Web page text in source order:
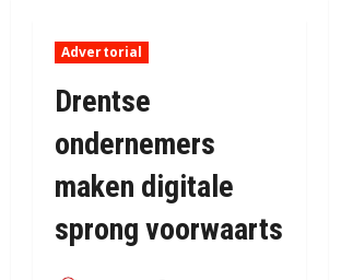
Advertorial
Drentse
ondernemers
maken digitale
sprong voorwaarts